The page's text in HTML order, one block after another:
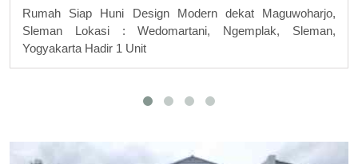
Rumah Siap Huni Design Modern dekat Maguwoharjo,
Sleman Lokasi : Wedomartani, Ngemplak, Sleman,
Yogyakarta Hadir 1 Unit